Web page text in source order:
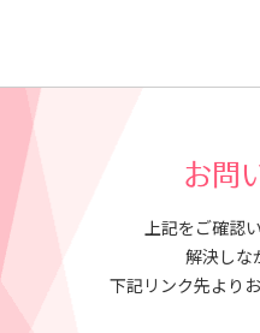
お問
上記をご確認
解決しな
下記リンク先より